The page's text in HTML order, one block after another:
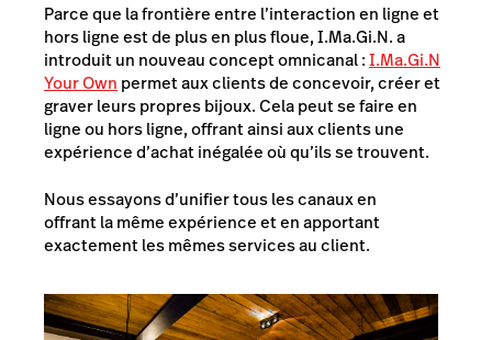
Parce que la frontière entre l’interaction en ligne et
hors ligne est de plus en plus floue, I.Ma.Gi.N. a
introduit un nouveau concept omnicanal :I.Ma.Gi.N
Your Own permet aux clients de concevoir, créer et
graver leurs propres bijoux. Cela peut se faire en
ligne ou hors ligne, offrant ainsi aux clients une
expérience d’achat inégalée où qu’ils se trouvent.
Nous essayons d’unifier tous les canaux en
offrant la même expérience et en apportant
exactement les mêmes services au client.